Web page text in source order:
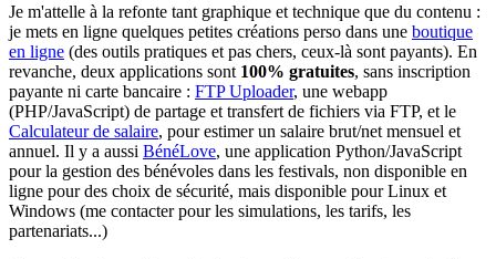
Je m'attelle à la refonte tant graphique et technique que du contenu :
je mets en ligne quelques petites créations perso dans une boutique
en ligne (des outils pratiques et pas chers, ceux-là sont payants). En
revanche, deux applications sont 100% gratuites, sans inscription
payante ni carte bancaire : FTP Uploader, une webapp
(PHP/JavaScript) de partage et transfert de fichiers via FTP, et le
Calculateur de salaire, pour estimer un salaire brut/net mensuel et
annuel. Il y a aussi BénéLove, une application Python/JavaScript
pour la gestion des bénévoles dans les festivals, non disponible en
ligne pour des choix de sécurité, mais disponible pour Linux et
Windows (me contacter pour les simulations, les tarifs, les
partenariats...)